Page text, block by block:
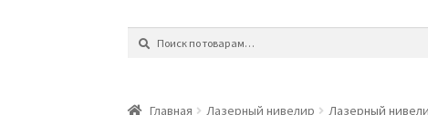
Искать:
Поиск
Главная Лазерный нивелир Лазерный